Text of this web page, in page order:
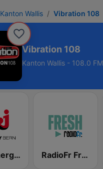
Kanton Wallis Vibration 108
Vibration 108
Kanton Wallis - 108.0 FM
NRJ Energy Bern RadioFr Fresh